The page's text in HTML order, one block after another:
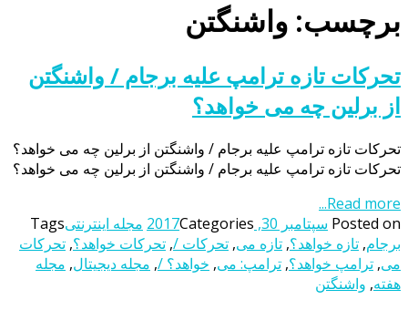
برچسب: واشنگتن
تحرکات تازه ترامپ علیه برجام / واشنگتن
از برلین چه می خواهد؟
تحرکات تازه ترامپ علیه برجام / واشنگتن از برلین چه می خواهد؟
تحرکات تازه ترامپ علیه برجام / واشنگتن از برلین چه می خواهد؟
Read more...
Posted on سپتامبر 30, 2017 Categories مجله اینترنتیTags
برجام, تازه خواهد؟, تازه می, تحرکات /, تحرکات خواهد؟, تحرکات
می, ترامپ خواهد؟, ترامپ: می, خواهد؟ /, مجله دیجیتال, مجله
هفته, واشنگتن